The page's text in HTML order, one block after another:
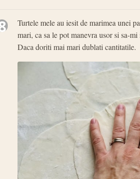
Turtele mele au iesit de marimea unei
mari, ca sa le pot manevra usor si sa-
Daca doriti mai mari dublati cantitatile.